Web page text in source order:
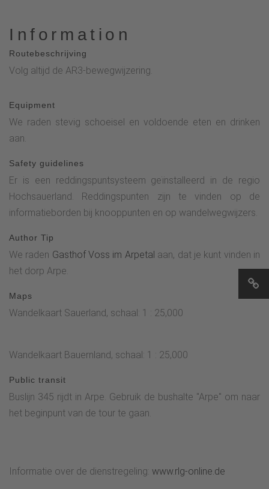
Information
Routebeschrijving
Volg altijd de AR3-bewegwijzering.
Equipment
We raden stevig schoeisel en voldoende eten en drinken
aan.
Safety guidelines
Er is een reddingspuntsysteem geïnstalleerd in de regio
Hochsauerland. Reddingspunten zijn te vinden op de
informatieborden bij knooppunten en op wandelwegwijzers.
Author Tip
We raden Gasthof Voss im Arpetal aan, dat je kunt vinden in
het dorp Arpe.
Maps
Wandelkaart Sauerland, schaal: 1 : 25,000
Wandelkaart Bauernland, schaal: 1 : 25,000
Public transit
Buslijn 345 rijdt in Arpe. Gebruik de bushalte "Arpe" om naar
het beginpunt van de tour te gaan.
Informatie over de dienstregeling: www.rlg-online.de